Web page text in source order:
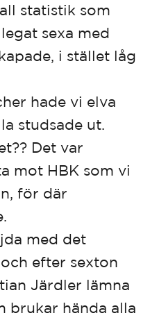
statistik som
sexa med
i stället låg
hade vi elva
studsade ut.
Det var
mot HBK som vi
för där
med det
efter sexton
Järdler lämna
brukar hända alla